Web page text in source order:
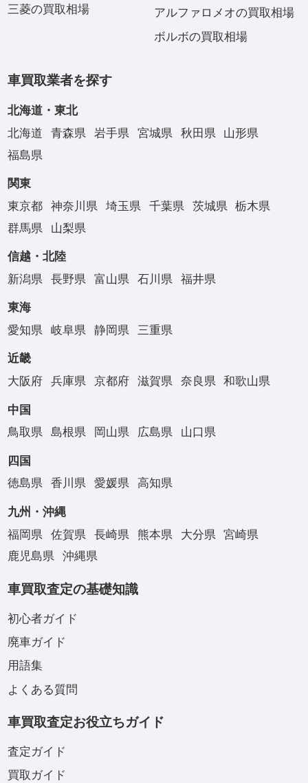
三菱の買取相場
アルファロメオの買取相場
ボルボの買取相場
車買取業者を探す
北海道・東北
北海道
青森県 岩手県 宮城県 秋田県
山形県
福島県
関東
東京都
神奈川県 埼玉県 千葉県 茨城県
栃木県
群馬県
山梨県
信越・北陸
新潟県
長野県 富山県 石川県 福井県
東海
愛知県
岐阜県 静岡県 三重県
近畿
大阪府
兵庫県 京都府 滋賀県 奈良県 和歌山県
中国
鳥取県
島根県 岡山県 広島県 山口県
四国
徳島県
香川県 愛媛県 高知県
九州・沖縄
福岡県
佐賀県 長崎県 熊本県 大分県
宮崎県
鹿児島県
沖縄県
車買取査定の基礎知識
初心者ガイド
廃車ガイド
用語集
よくある質問
車買取査定お役立ちガイド
査定ガイド
買取ガイド